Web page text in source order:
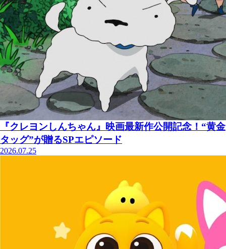
『クレヨンしんちゃん』映画最新作公開記念！“黄金
タッグ”が贈るSPエピソード
2026.07.25